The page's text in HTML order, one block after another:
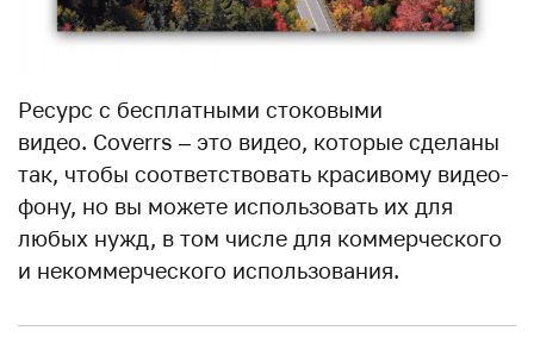
Ресурс с бесплатными стоковыми
видео. Coverrs – это видео, которые сделаны
так, чтобы соответствовать красивому видео-
фону, но вы можете использовать их для
любых нужд, в том числе для коммерческого
и некоммерческого использования.